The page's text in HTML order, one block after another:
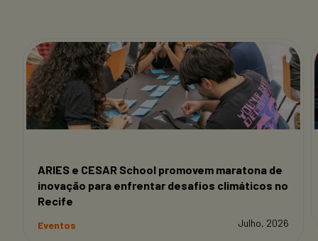
ARIES e CESAR School promovem maratona de
inovação para enfrentar desafios climáticos no
Recife
Eventos Julho, 2026